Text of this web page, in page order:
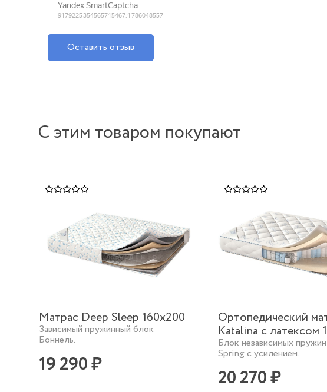
Оставить отзыв
С этим товаром покупают
Матрас Deep Sleep 160х200
Зависимый пружинный блок
Боннель.
19 290 ₽
Ортопедический
Katalina с латексом
Блок независимых
Spring с усилением.
20 270 ₽